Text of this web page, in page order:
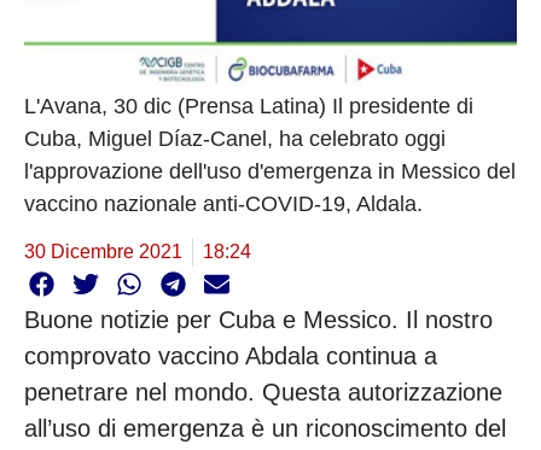
L'Avana, 30 dic (Prensa Latina) Il presidente di
Cuba, Miguel Díaz-Canel, ha celebrato oggi
l'approvazione dell'uso d'emergenza in Messico del
vaccino nazionale anti-COVID-19, Aldala.
30 Dicembre 2021 18:24
Buone notizie per Cuba e Messico. Il nostro
comprovato vaccino Abdala continua a
penetrare nel mondo. Questa autorizzazione
all’uso di emergenza è un riconoscimento del